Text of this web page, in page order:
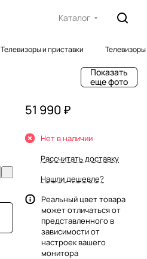
Каталог
Телевизоры и приставки Телевизоры
Показать
еще фото
51 990 ₽
Нет в наличии
Рассчитать доставку
Нашли дешевле?
Реальный цвет товара
может отличаться от
представленного в
зависимости от
настроек вашего
монитора